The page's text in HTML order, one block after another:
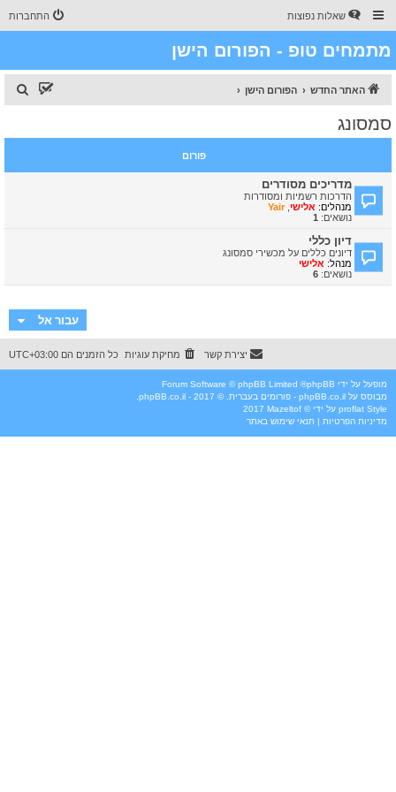
שאלות נפוצות התחברות
מתמחים טופ - הפורום הישן
האתר החדש הפורום הישן
ש
סמסונג
פורום
מדריכים מסודרים
הדרכות רשמיות ומסודרות
מנהלים: אלישי ,
Yair
נושאים: 1
דיון כללי
דיונים כללים על מכשירי סמסונג
מנהל: אלישי
נושאים: 6
עבור אל
כל הזמנים הם UTC+03:00 מחיקת עוגיות יצירת קשר
מופעל על ידי phpBB
® Forum Software © phpBB Limited
מבוסס על phpBB.co.il - פורומים בעברית
. © 2017 - phpBB.co.il.
Style
proflat על ידי © Mazeltof
מדיניות הפרטיות | תנאי שימוש באתר